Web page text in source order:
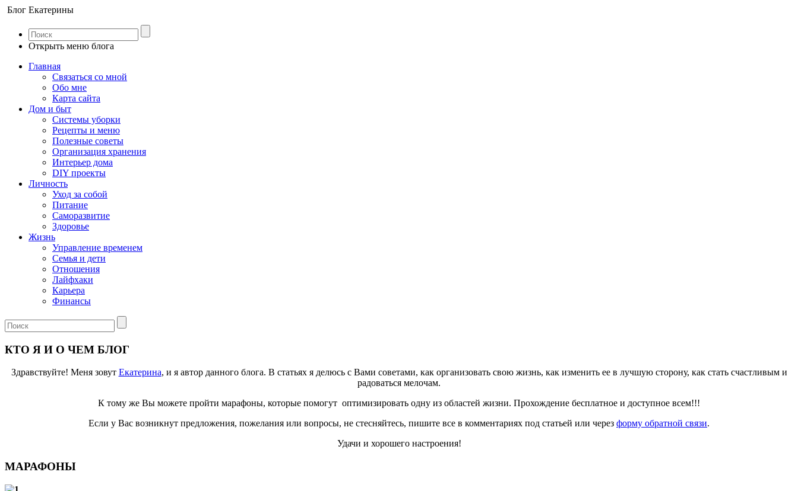
Блог Екатерины
Открыть меню блога
Главная
Связаться со мной
Обо мне
Карта сайта
Дом и быт
Системы уборки
Рецепты и меню
Полезные советы
Организация хранения
Интерьер дома
DIY проекты
Личность
Уход за собой
Питание
Саморазвитие
Здоровье
Жизнь
Управление временем
Семья и дети
Отношения
Лайфхаки
Карьера
Финансы
КТО Я И О ЧЕМ БЛОГ
Здравствуйте! Меня зовут Екатерина, и я автор данного блога. В статьях я делюсь с Вами советами, как организовать свою жизнь, как изменить ее в лучшую сторону, как стать счастливым и
радоваться мелочам.
К тому же Вы можете пройти марафоны, которые помогут оптимизировать одну из областей жизни. Прохождение бесплатное и доступное всем!!!
Если у Вас возникнут предложения, пожелания или вопросы, не стесняйтесь, пишите все в комментариях под статьей или через форму обратной связи.
Удачи и хорошего настроения!
МАРАФОНЫ